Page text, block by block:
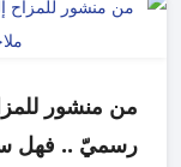
من منشور
رسميّ .. فهل